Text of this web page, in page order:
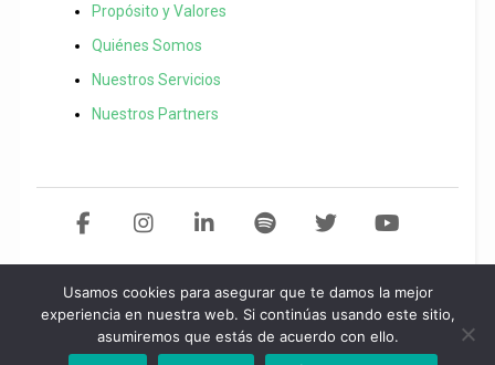
Propósito y Valores
Quiénes Somos
Nuestros Servicios
Nuestros Partners
Copyright 2021 El Bien Social. Todos los derechos reservadosDesarollo
Startidea.Política de privacidad/ Aviso legal/Política de
Usamos cookies para asegurar que te damos la mejor
experiencia en nuestra web. Si continúas usando este sitio,
asumiremos que estás de acuerdo con ello.